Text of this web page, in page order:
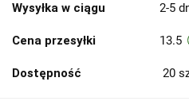
Wysyłka w ciągu 2-5
Cena przesyłki 13.5
Dostępność 20